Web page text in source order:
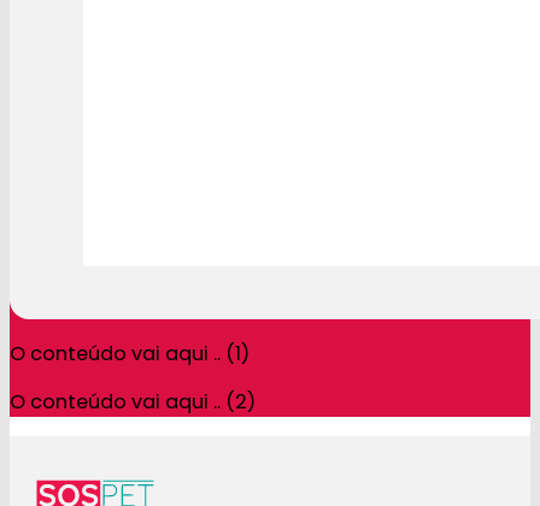
O conteúdo vai aqui .. (1)
O conteúdo vai aqui .. (2)